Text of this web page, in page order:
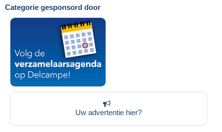
Categorie gesponsord door
Uw advertentie hier?